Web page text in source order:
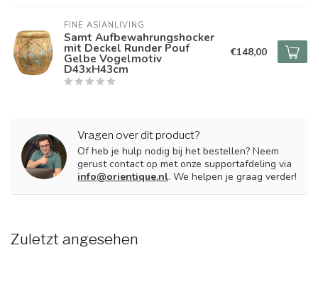
FINE ASIANLIVING
Samt Aufbewahrungshocker
mit Deckel Runder Pouf
Gelbe Vogelmotiv
D43xH43cm
€148,00
Vragen over dit product?
Of heb je hulp nodig bij het bestellen? Neem
gerust contact op met onze supportafdeling via
info@orientique.nl. We helpen je graag verder!
Zuletzt angesehen